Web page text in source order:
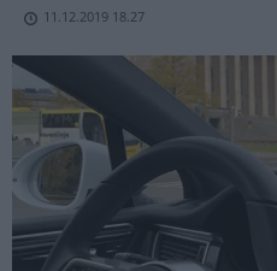
11.12.2019 18.27